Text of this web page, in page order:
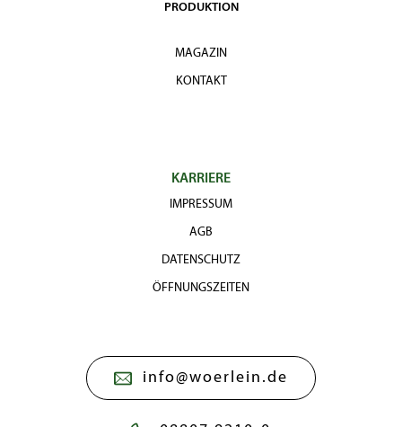
PRODUKTION
MAGAZIN
KONTAKT
KARRIERE
IMPRESSUM
AGB
DATENSCHUTZ
ÖFFNUNGSZEITEN
info@woerlein.de